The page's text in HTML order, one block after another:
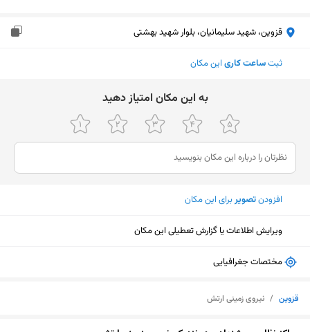
قزوین، شهید سلیمانیان، بلوار شهید بهشتی
ثبتساعت کاری این مکان
ﺑﻪ اﯾﻦ ﻣﮑﺎن اﻣﺘﯿﺎز دﻫﯿﺪ
افزودنتصویربرای این مکان
ویرایش اطلاعات یا گزارش تعطیلی این مکان
مختصات جغرافیایی
قزوین / نیروی زمینی ارتش